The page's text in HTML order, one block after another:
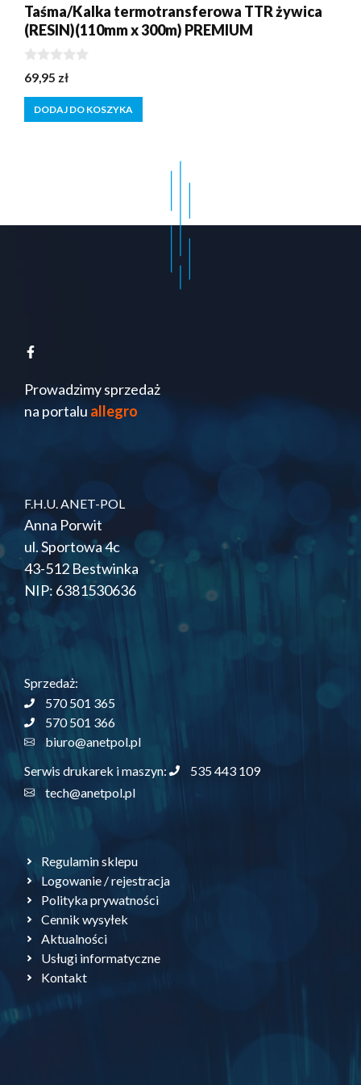
Taśma/Kalka termotransferowa TTR żywica
(RESIN)(110mm x 300m) PREMIUM
0
z
5
69,95 zł
DODAJ DO KOSZYKA
Prowadzimy sprzedaż
na portalu allegro
F.H.U. ANET-POL
Anna Porwit
ul. Sportowa 4c
43-512 Bestwinka
NIP: 6381530636
Sprzedaż:
570 501 365
570 501 366
biuro@anetpol.pl
Serwis drukarek i maszyn:
535 443 109
tech@anetpol.pl
Regulamin sklepu
Logowanie / rejestracja
Polityka prywatności
Cennik wysyłek
Aktualności
Usługi informatyczne
Kontakt